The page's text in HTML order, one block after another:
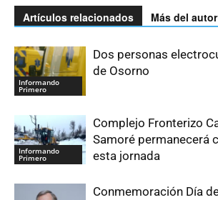
Artículos relacionados Más del autor
Informando
Primero
Dos personas
de Osorno
Informando
Primero
Complejo Fronterizo
Samoré permanecerá
esta jornada
Conmemoración Día